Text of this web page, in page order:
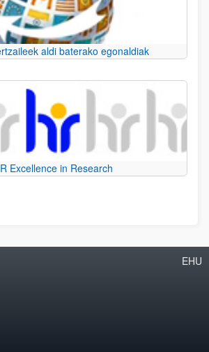
aldi baterako egonaldiak
Excellence in Research
EHU